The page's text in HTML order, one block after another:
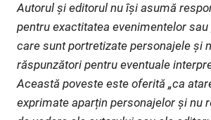
Autorul și editorul nu își asumă
pentru exactitatea evenimentelor
care sunt portretizate personajele și
răspunzători pentru eventuale
Această poveste este oferită „ca
exprimate aparțin personajelor și nu